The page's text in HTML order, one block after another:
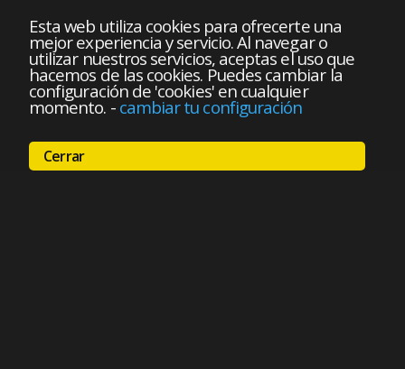
Esta web utiliza cookies para ofrecerte una
mejor experiencia y servicio. Al navegar o
utilizar nuestros servicios, aceptas el uso que
hacemos de las cookies. Puedes cambiar la
configuración de 'cookies' en cualquier
momento. - cambiar tu configuración
Cerrar